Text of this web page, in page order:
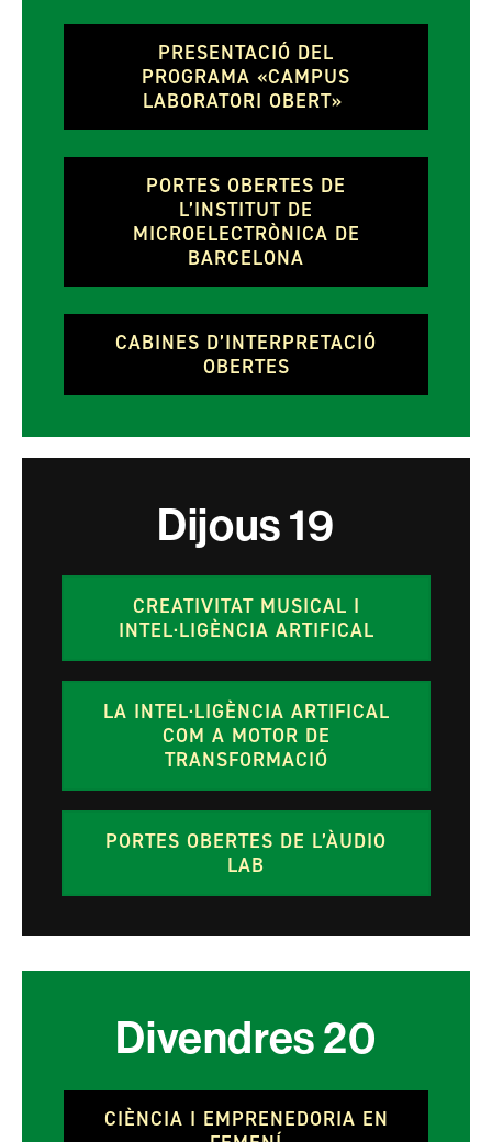
PRESENTACIÓ DEL
PROGRAMA «CAMPUS
LABORATORI OBERT»
PORTES OBERTES DE
L’INSTITUT DE
MICROELECTRÒNICA DE
BARCELONA
CABINES D’INTERPRETACIÓ
OBERTES
Dijous19
CREATIVITAT MUSICAL I
INTEL·LIGÈNCIA ARTIFICAL
LA INTEL·LIGÈNCIA ARTIFICAL
COM A MOTOR DE
TRANSFORMACIÓ
PORTES OBERTES DE L’ÀUDIO
LAB
Divendres20
CIÈNCIA I EMPRENEDORIA EN